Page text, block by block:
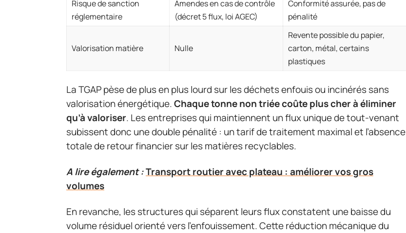
Risque de sanction
réglementaire
Amendes en cas de contrôle
(décret 5 flux, loi AGEC)
Conformité assurée, pas de
pénalité
Valorisation matière Nulle
Revente possible du papier,
carton, métal, certains
plastiques
La TGAP pèse de plus en plus lourd sur les déchets enfouis ou incinérés sans
valorisation énergétique.Chaque tonne non triée coûte plus cher à éliminer
qu’à valoriser. Les entreprises qui maintiennent un flux unique de tout-venant
subissent donc une double pénalité : un tarif de traitement maximal et l’absence
totale de retour financier sur les matières recyclables.
A lire également :Transport routier avec plateau : améliorer vos gros
volumes
En revanche, les structures qui séparent leurs flux constatent une baisse du
volume résiduel orienté vers l’enfouissement. Cette réduction mécanique du